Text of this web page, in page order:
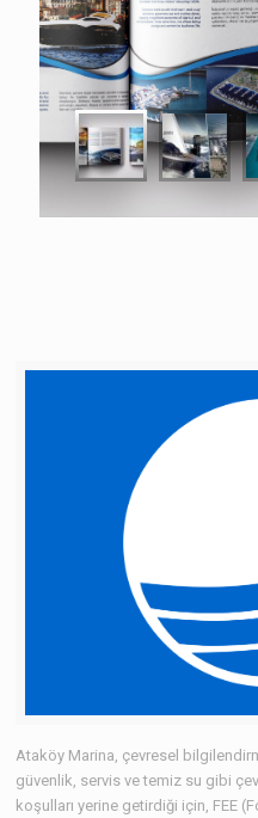
Ataköy Marina, çevresel
güvenlik, servis ve temiz su gibi
koşulları yerine getirdiği için, FEE